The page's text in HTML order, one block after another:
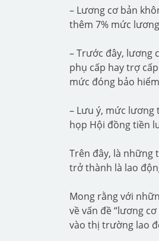
– Lương cơ bản
thêm 7% mức
– Trước đây, lương
phụ cấp hay trợ
mức đóng bảo
– Lưu ý, mức lương
họp Hội đồng tiền
Trên đây, là những
trở thành là lao
Mong rằng với
về vấn đề “lương
vào thị trường lao